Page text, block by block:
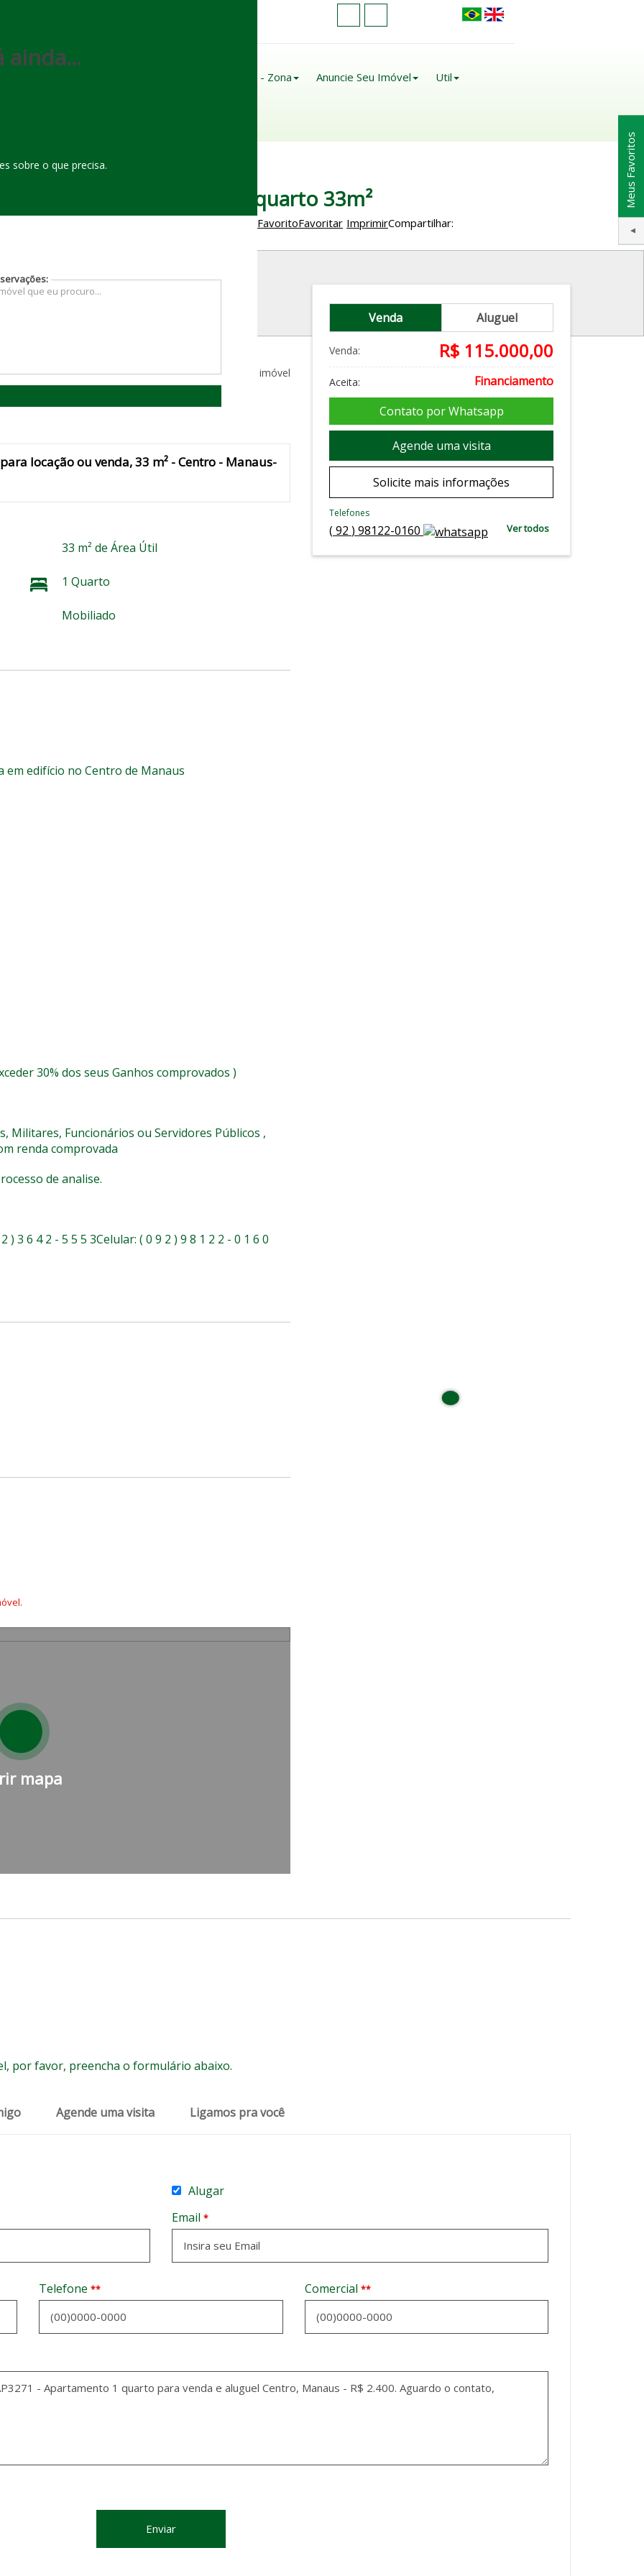
Imóveis - Zona Anuncie Seu Imóvel Util
em Centro, Manaus 1 quarto 33m²
FavoritoFavoritar ImprimirCompartilhar:
1736 pessoas visualizaram este imóvel
locação ou venda, 33 m² - Centro - Manaus-
33 m² de Área Útil
1 Quarto
Mobiliado
edifício no Centro de Manaus
30% dos seus Ganhos comprovados )
Militares, Funcionários ou Servidores Públicos ,
renda comprovada
de analise.
) 3 6 4 2 - 5 5 5 3Celular: ( 0 9 2 ) 9 8 1 2 2 - 0 1 6 0
mapa
Venda Aluguel
Venda: R$ 115.000,00
Aceita:
Financiamento
Contato por Whatsapp
Agende uma visita
Solicite mais informações
Telefones
(92 ) 98122-0160 Ver todos
por favor, preencha o formulário abaixo.
Agende uma visita Ligamos pra você
Alugar
Email *
Telefone ** Comercial **
Enviar
Meus Favoritos
ainda...
sobre o que precisa.